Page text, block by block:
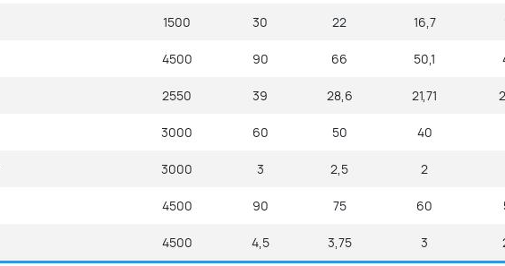
1500 30 22 16,7
4500 90 66 50,1
2550 39 28,6 21,71
3000 60 50 40
3000 3 2,5 2
4500 90 75 60
4500 4,5 3,75 3